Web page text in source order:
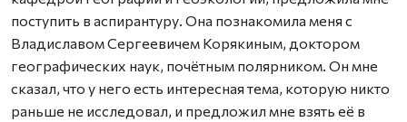
поступить в аспирантуру. Она познакомила меня с
Владиславом Сергеевичем Корякиным, доктором
географических наук, почётным полярником. Он мне
сказал, что у него есть интересная тема, которую никто
раньше не исследовал, и предложил мне взять её в